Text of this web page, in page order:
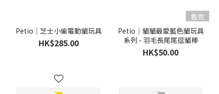
Petio｜芝士小偷電動貓玩具
HK$285.00
售完
Petio｜貓貓最愛藍色貓玩具
系列 - 羽毛長尾尾逗貓棒
HK$50.00